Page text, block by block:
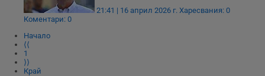
21:41 | 16 април 2026 г. Харесвания: 0
Коментари: 0
Начало
⟨⟨
1
⟩⟩
Край